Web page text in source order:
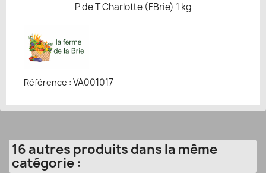
P de T Charlotte (FBrie) 1 kg
Référence : VA001017
16 autres produits dans la même
catégorie :